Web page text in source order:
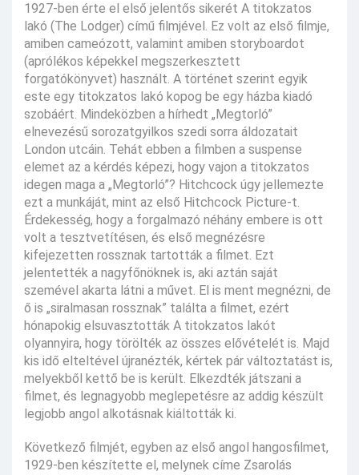
1927-ben érte el első jelentős sikerét A titokzatos
lakó (The Lodger) című filmjével. Ez volt az első filmje,
amiben cameózott, valamint amiben storyboardot
(aprólékos képekkel megszerkesztett
forgatókönyvet) használt. A történet szerint egyik
este egy titokzatos lakó kopog be egy házba kiadó
szobáért. Mindeközben a hírhedt „Megtorló”
elnevezésű sorozatgyilkos szedi sorra áldozatait
London utcáin. Tehát ebben a filmben a suspense
elemet az a kérdés képezi, hogy vajon a titokzatos
idegen maga a „Megtorló”? Hitchcock úgy jellemezte
ezt a munkáját, mint az első Hitchcock Picture-t.
Érdekesség, hogy a forgalmazó néhány embere is ott
volt a tesztvetítésen, és első megnézésre
kifejezetten rossznak tartották a filmet. Ezt
jelentették a nagyfőnöknek is, aki aztán saját
szemével akarta látni a művet. El is ment megnézni, de
ő is „siralmasan rossznak” találta a filmet, ezért
hónapokig elsuvasztották A titokzatos lakót
olyannyira, hogy törölték az összes elővételét is. Majd
kis idő elteltével újranézték, kértek pár változtatást is,
melyekből kettő be is került. Elkezdték játszani a
filmet, és legnagyobb meglepetésre az addig készült
legjobb angol alkotásnak kiáltották ki.
Következő filmjét, egyben az első angol hangosfilmet,
1929-ben készítette el, melynek címe Zsarolás